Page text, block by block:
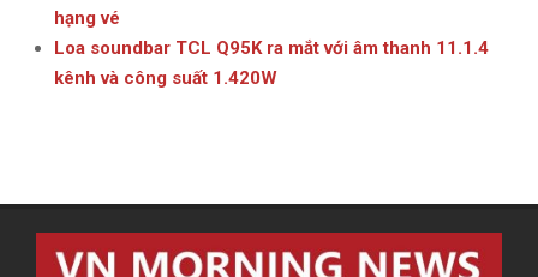
hạng vé
Loa soundbar TCL Q95K ra mắt với âm thanh 11.1.4
kênh và công suất 1.420W